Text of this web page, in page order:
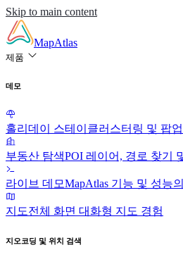
Skip to main content
MapAtlas
제품
데모
홀리데이 스테이 클러스터링 및 팝
부동산 탐색POI 레이어, 경로 찾기
라이브 데모MapAtlas 기능 및 성능
지도전체 화면 대화형 지도 경험
지오코딩 및 위치 검색